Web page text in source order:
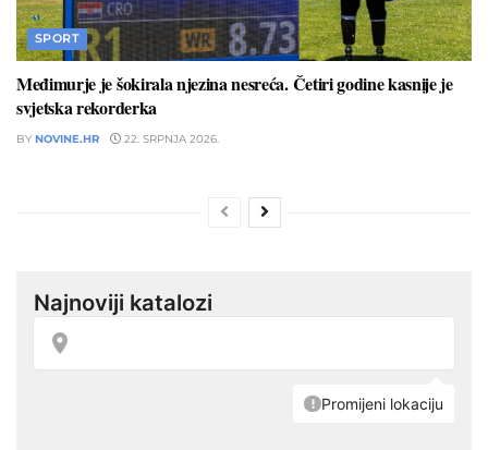
SPORT
Međimurje je šokirala njezina nesreća. Četiri godine kasnije je
svjetska rekorderka
BY NOVINE.HR 22. SRPNJA 2026.